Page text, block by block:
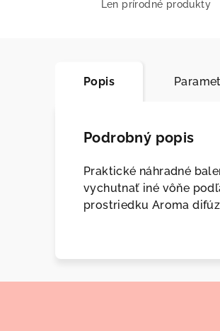
Len prírodné produkty
Popis
Podrobný popis
Praktické náhradné
vychutnať iné vôňe
prostriedku Aroma